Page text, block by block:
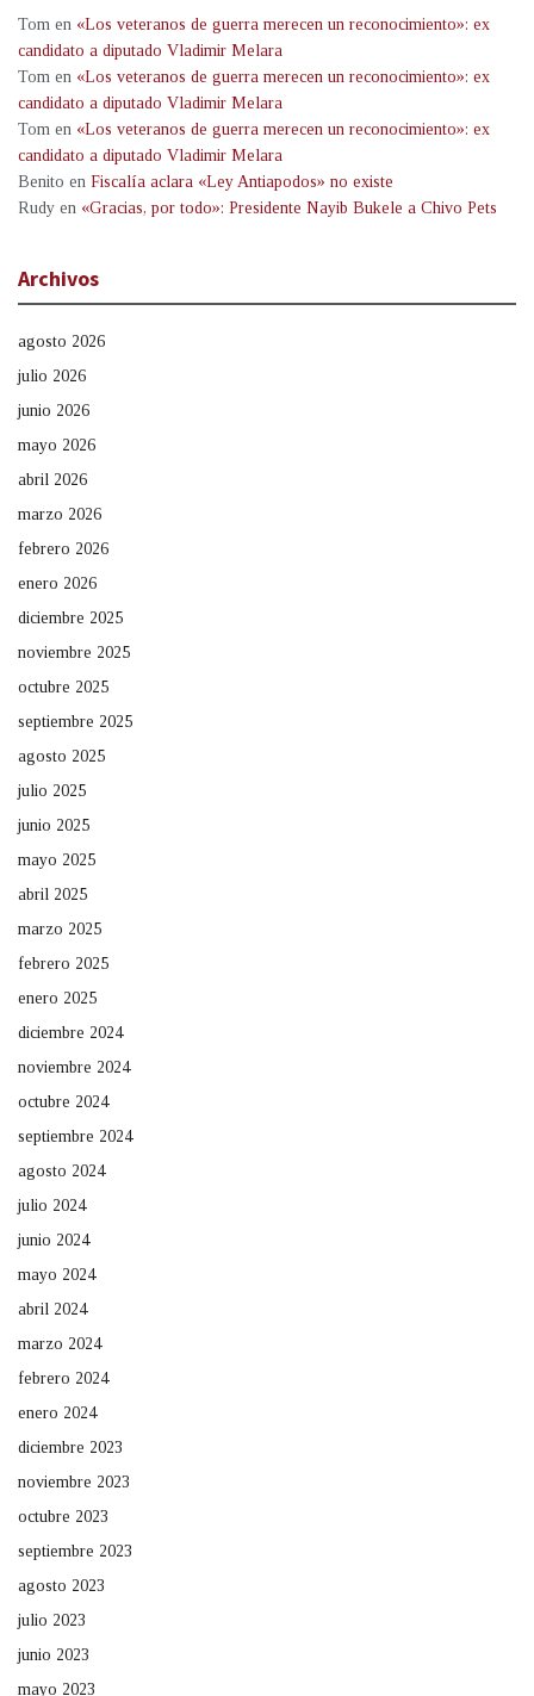
Tom en «Los veteranos de guerra merecen un reconocimiento»: ex
candidato a diputado Vladimir Melara
Tom en «Los veteranos de guerra merecen un reconocimiento»: ex
candidato a diputado Vladimir Melara
Tom en «Los veteranos de guerra merecen un reconocimiento»: ex
candidato a diputado Vladimir Melara
Benito en Fiscalía aclara «Ley Antiapodos» no existe
Rudy en «Gracias, por todo»: Presidente Nayib Bukele a Chivo Pets
Archivos
agosto 2026
julio 2026
junio 2026
mayo 2026
abril 2026
marzo 2026
febrero 2026
enero 2026
diciembre 2025
noviembre 2025
octubre 2025
septiembre 2025
agosto 2025
julio 2025
junio 2025
mayo 2025
abril 2025
marzo 2025
febrero 2025
enero 2025
diciembre 2024
noviembre 2024
octubre 2024
septiembre 2024
agosto 2024
julio 2024
junio 2024
mayo 2024
abril 2024
marzo 2024
febrero 2024
enero 2024
diciembre 2023
noviembre 2023
octubre 2023
septiembre 2023
agosto 2023
julio 2023
junio 2023
mayo 2023